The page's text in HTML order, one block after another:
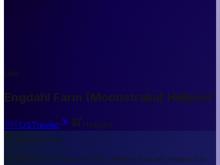
Live
Engdahl Farm (Moonstraka) Heliport
🇺🇸USTreviac
Heliport
Kurzantwort
Engdahl Farm (Moonstraka) Heliport ist ein Heliport in